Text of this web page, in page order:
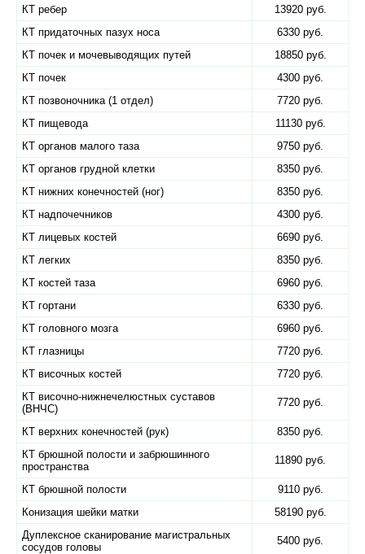
КТ ребер
13920 руб.
КТ придаточных пазух носа
6330 руб.
КТ почек и мочевыводящих путей
18850 руб.
КТ почек
4300 руб.
КТ позвоночника (1 отдел)
7720 руб.
КТ пищевода
11130 руб.
КТ органов малого таза
9750 руб.
КТ органов грудной клетки
8350 руб.
КТ нижних конечностей (ног)
8350 руб.
КТ надпочечников
4300 руб.
КТ лицевых костей
6690 руб.
КТ легких
8350 руб.
КТ костей таза
6960 руб.
КТ гортани
6330 руб.
КТ головного мозга
6960 руб.
КТ глазницы
7720 руб.
КТ височных костей
7720 руб.
КТ височно-нижнечелюстных суставов
(ВНЧС)
7720 руб.
КТ верхних конечностей (рук)
8350 руб.
КТ брюшной полости и забрюшинного
пространства
11890 руб.
КТ брюшной полости
9110 руб.
Конизация шейки матки
58190 руб.
Дуплексное сканирование магистральных
сосудов головы
5400 руб.